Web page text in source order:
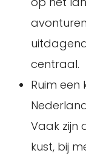
centraal.
Ruim
Vaak zijn
kust, bij